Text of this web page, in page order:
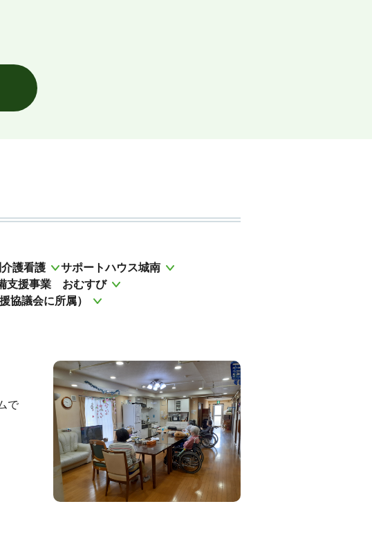
護看護
サポートハウス城南
支援事業 おむすび
協議会に所属）
で